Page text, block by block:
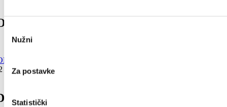
pristanka
Nužni
Za postavke
Statistički
CONCERT
- 12 sierpnia 2022
OF MILJENKO AND DOBRILA 2022